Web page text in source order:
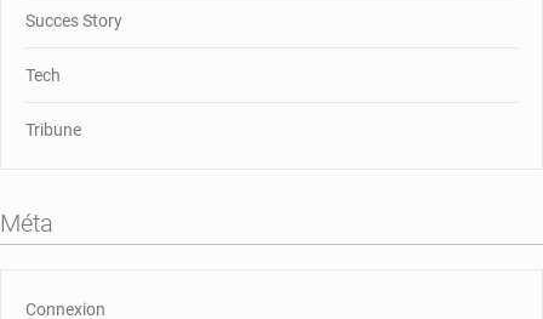
Succes Story
Tech
Tribune
Méta
Connexion